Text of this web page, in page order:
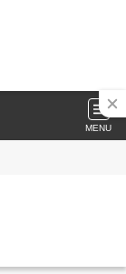
MENU